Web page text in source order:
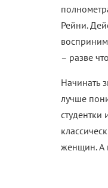
Рейни.
– разве
Начинать
лучше
студентки
женщин. А